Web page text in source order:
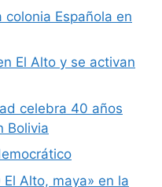
Española en
El Alto y se activan
celebra 40 años
Bolivia
El Alto, maya» en la